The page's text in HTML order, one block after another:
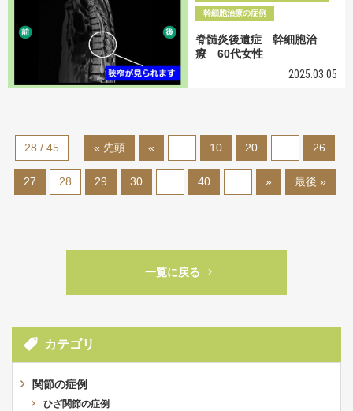
幹細胞治療の症例
脊髄炎後遺症 幹細胞治
療 60代女性
2025.03.05
28 / 45 « 先頭 « 10 20 26
27 28 29 30 40 » 最後 »
一覧に戻る
カテゴリ
関節の症例
ひざ関節の症例